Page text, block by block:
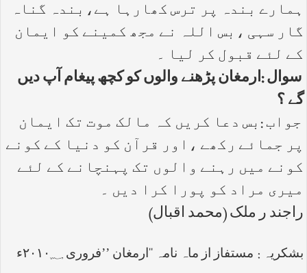
ہمارے بندہ پر ترس کھارہا ہے،بندہ گناہ
گار سہی ،بس اللہ نے مجھ کمینے کو ایمان
کے لئے قبول کر لیا ۔
سوال :ارمغان پڑھنے والوں کو کچھ پیغام آپ دیں
گے ؟
جواب :بس دعا کریں کہ مالک موت تک ایمان
پر جمائے رکھے ،اور قرآن کو دنیا کے کونے
کونے میں رہنے والوں تک پہنچانے کے لئے
میری مراد کو پورا کرا دیں ۔
راجند ر ملک (محمد اقبال)
بشکریہ : مستفاز از ماہ نامہ ‘‘ارمغان ’’فروری ۲۰۱۰؁ء